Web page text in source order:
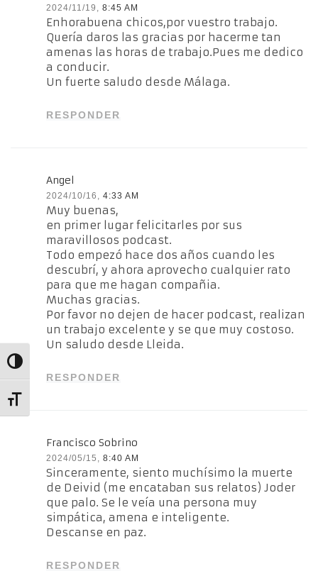
Alternar alto contraste
Alternar tamaño de letra
2024/11/19, 8:45 AM
Enhorabuena chicos,por vuestro trabajo.
Quería daros las gracias por hacerme tan
amenas las horas de trabajo.Pues me dedico
a conducir.
Un fuerte saludo desde Málaga.
RESPONDER
Angel
2024/10/16, 4:33 AM
Muy buenas,
en primer lugar felicitarles por sus
maravillosos podcast.
Todo empezó hace dos años cuando les
descubrí, y ahora aprovecho cualquier rato
para que me hagan compañia.
Muchas gracias.
Por favor no dejen de hacer podcast, realizan
un trabajo excelente y se que muy costoso.
Un saludo desde Lleida.
RESPONDER
Francisco Sobrino
2024/05/15, 8:40 AM
Sinceramente, siento muchísimo la muerte
de Deivid (me encataban sus relatos) Joder
que palo. Se le veía una persona muy
simpática, amena e inteligente.
Descanse en paz.
RESPONDER